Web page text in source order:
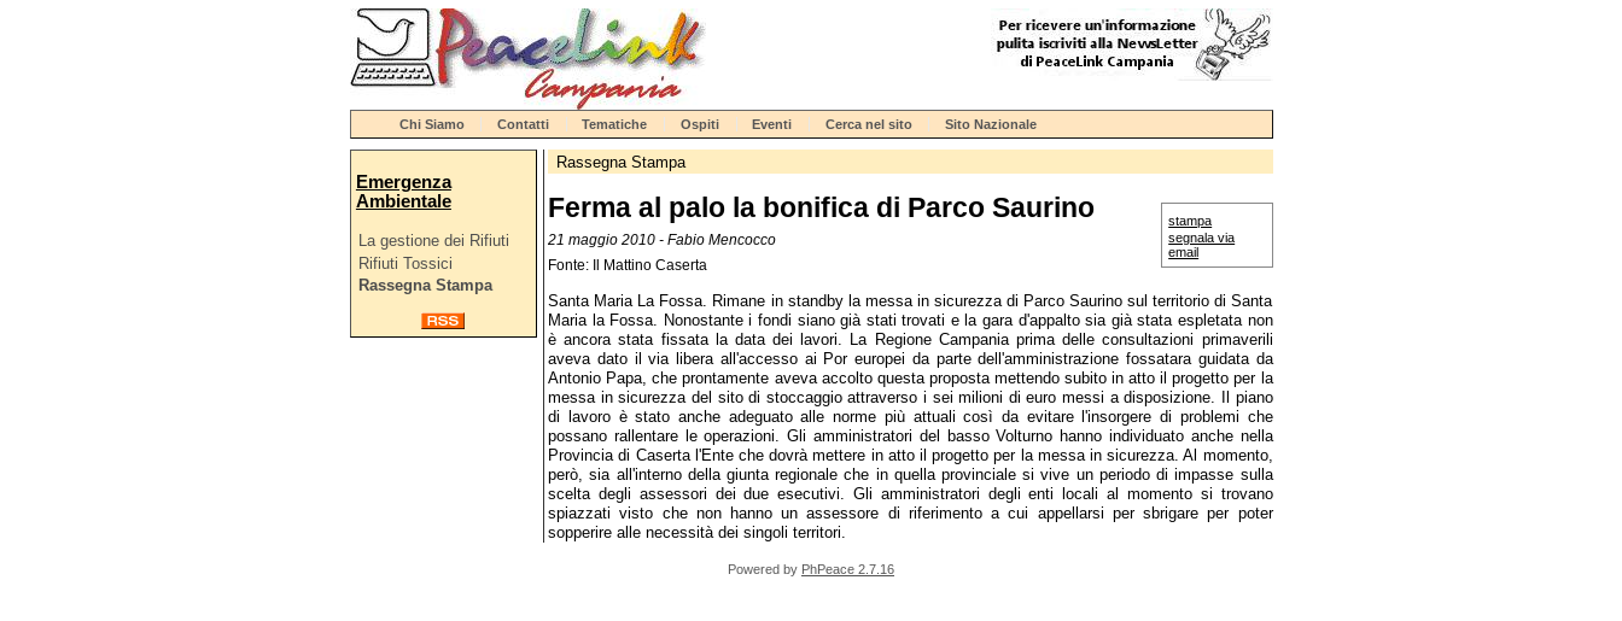
Chi Siamo Contatti Tematiche Ospiti Eventi Cerca nel sito Sito Nazionale
Emergenza
Ambientale
La gestione dei Rifiuti
Rifiuti Tossici
Rassegna Stampa
Rassegna Stampa
stampa
segnala via
email
Ferma al palo la bonifica di Parco Saurino
21 maggio 2010 - Fabio Mencocco
Fonte: Il Mattino Caserta
Santa Maria La Fossa. Rimane in standby la messa in sicurezza di Parco Saurino sul territorio di Santa
Maria la Fossa. Nonostante i fondi siano già stati trovati e la gara d'appalto sia già stata espletata non
è ancora stata fissata la data dei lavori. La Regione Campania prima delle consultazioni primaverili
aveva dato il via libera all'accesso ai Por europei da parte dell'amministrazione fossatara guidata da
Antonio Papa, che prontamente aveva accolto questa proposta mettendo subito in atto il progetto per la
messa in sicurezza del sito di stoccaggio attraverso i sei milioni di euro messi a disposizione. Il piano
di lavoro è stato anche adeguato alle norme più attuali così da evitare l'insorgere di problemi che
possano rallentare le operazioni. Gli amministratori del basso Volturno hanno individuato anche nella
Provincia di Caserta l'Ente che dovrà mettere in atto il progetto per la messa in sicurezza. Al momento,
però, sia all'interno della giunta regionale che in quella provinciale si vive un periodo di impasse sulla
scelta degli assessori dei due esecutivi. Gli amministratori degli enti locali al momento si trovano
spiazzati visto che non hanno un assessore di riferimento a cui appellarsi per sbrigare per poter
sopperire alle necessità dei singoli territori.
Powered by PhPeace 2.7.16